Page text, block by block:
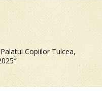
Copiilor Tulcea,